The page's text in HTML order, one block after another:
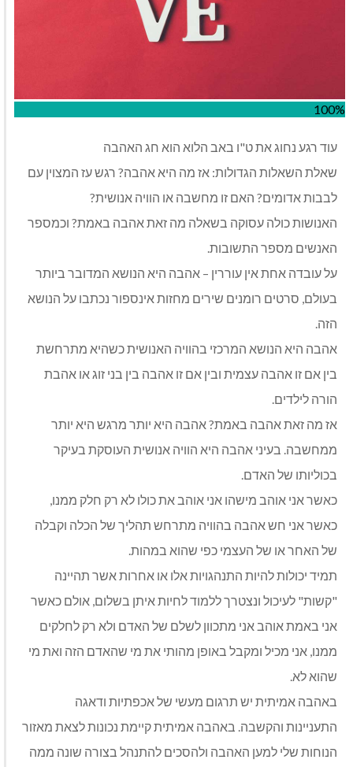
100%
עוד רגע נחוג את ט"ו באב הלוא הוא חג האהבה
שאלת השאלות הגדולות: אז מה היא אהבה? רגש עז המצוין עם
לבבות אדומים? האם זו מחשבה או הוויה אנושית?
האנושות כולה עסוקה בשאלה מה זאת אהבה באמת? וכמספר
האנשים מספר התשובות.
על עובדה אחת אין עוררין – אהבה היא הנושא המדובר ביותר
בעולם, סרטים רומנים שירים מחזות אינספור נכתבו על הנושא
הזה.
אהבה היא הנושא המרכזי בהוויה האנושית כשהיא מתרחשת
בין אם זו אהבה עצמית ובין אם זו אהבה בין בני זוג או אהבת
הורה לילדים.
אז מה זאת אהבה באמת? אהבה היא יותר מרגש היא יותר
ממחשבה. בעיני אהבה היא הוויה אנושית העוסקת בעיקר
בכוליותו של האדם.
כאשר אני אוהב מישהו אני אוהב את כולו לא רק חלק ממנו,
כאשר אני חש אהבה בהוויה מתרחש תהליך של הכלה וקבלה
של האחר או של העצמי כפי שהוא במהות.
תמיד יכולות להיות התנהגויות אלו או אחרות אשר תהיינה
"קשות" לעיכול ונצטרך ללמוד לחיות איתן בשלום, אולם כאשר
אני באמת אוהב אני מתכוון לשלם של האדם ולא רק לחלקים
ממנו, אני מכיל ומקבל באופן מהותי את מי שהאדם הזה ואת מי
שהוא לא.
באהבה אמיתית יש תרגום מעשי של אכפתיות ודאגה
התעניינות והקשבה. באהבה אמיתית קיימת נכונות לצאת מאזור
הנוחות שלי למען האהבה ולהסכים להתנהל בצורה שונה ממה